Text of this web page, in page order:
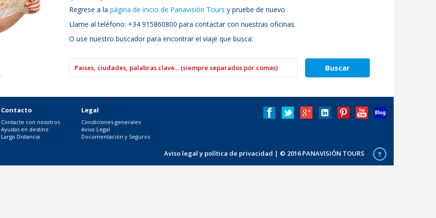
Regrese a la página de inicio de Panavisión Tours y pruebe de nuevo
Llame al teléfono: +34 915860800 para contactar con nuestras oficinas.
O use nuestro buscador para encontrar el viaje que busca:
Contacto
Contacte con nosotros
Ayudas en destino
Larga Distancia
Legal
Condiciones generales
Aviso Legal
Documentación y Seguros
Aviso legal y política de privacidad | © 2016 PANAVISIÓN TOURS